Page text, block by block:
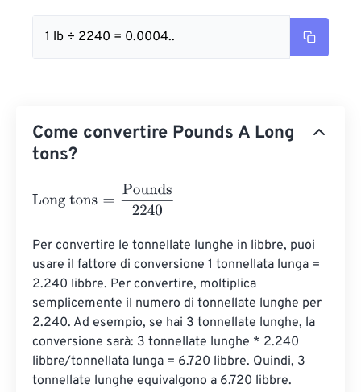
1 lb ÷ 2240 = 0.0004..
Come convertire Pounds A Long
tons?
Long tons Pounds2240
Per convertire le tonnellate lunghe in libbre, puoi
usare il fattore di conversione 1 tonnellata lunga =
2.240 libbre. Per convertire, moltiplica
semplicemente il numero di tonnellate lunghe per
2.240. Ad esempio, se hai 3 tonnellate lunghe, la
conversione sarà: 3 tonnellate lunghe * 2.240
libbre/tonnellata lunga = 6.720 libbre. Quindi, 3
tonnellate lunghe equivalgono a 6.720 libbre.